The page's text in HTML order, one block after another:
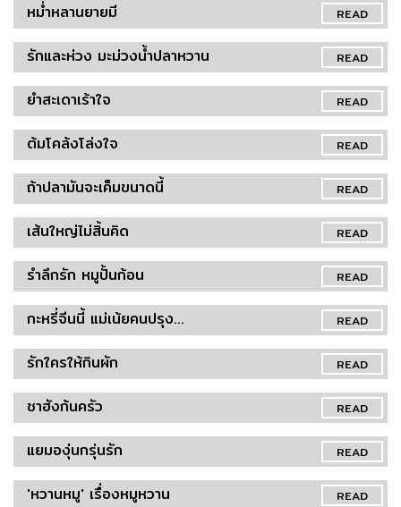
READ
หม่ำหลานยายมี
READ
รักและห่วง มะม่วงน้ำปลาหวาน
READ
ยำสะเดาเร้าใจ
READ
ต้มโคล้งโล่งใจ
READ
ถ้าปลามันจะเค็มขนาดนี้
READ
เส้นใหญ่ไม่สิ้นคิด
READ
รำลึกรัก หมูปั้นก้อน
READ
กะหรี่จีนนี้ แม่เน้ยคนปรุง...
READ
รักใครให้กินผัก
READ
ชาฮังก้นครัว
READ
แยมองุ่นกรุ่นรัก
READ
'หวานหมู' เรื่องหมูหวาน